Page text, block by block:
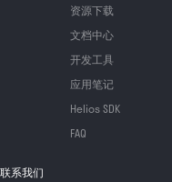
资源下载
文档中心
开发工具
应用笔记
Helios SDK
FAQ
联系我们